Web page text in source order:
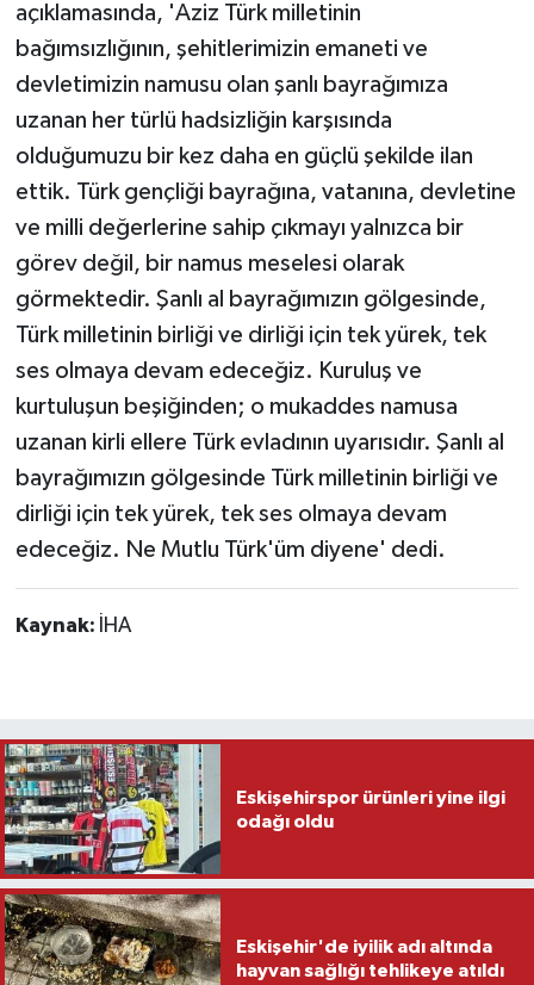
açıklamasında, 'Aziz Türk milletinin
bağımsızlığının, şehitlerimizin emaneti ve
devletimizin namusu olan şanlı bayrağımıza
uzanan her türlü hadsizliğin karşısında
olduğumuzu bir kez daha en güçlü şekilde ilan
ettik. Türk gençliği bayrağına, vatanına, devletine
ve milli değerlerine sahip çıkmayı yalnızca bir
görev değil, bir namus meselesi olarak
görmektedir. Şanlı al bayrağımızın gölgesinde,
Türk milletinin birliği ve dirliği için tek yürek, tek
ses olmaya devam edeceğiz. Kuruluş ve
kurtuluşun beşiğinden; o mukaddes namusa
uzanan kirli ellere Türk evladının uyarısıdır. Şanlı al
bayrağımızın gölgesinde Türk milletinin birliği ve
dirliği için tek yürek, tek ses olmaya devam
edeceğiz. Ne Mutlu Türk'üm diyene' dedi.
Kaynak: İHA
Eskişehirspor ürünleri yine ilgi
odağı oldu
Eskişehir'de iyilik adı altında
hayvan sağlığı tehlikeye atıldı